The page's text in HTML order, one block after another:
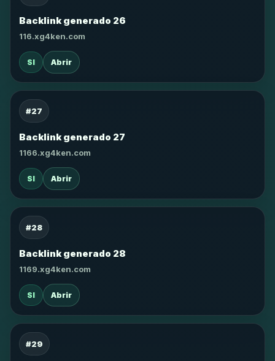
Backlink generado 26
116.xg4ken.com
SI Abrir
#27
Backlink generado 27
1166.xg4ken.com
SI Abrir
#28
Backlink generado 28
1169.xg4ken.com
SI Abrir
#29